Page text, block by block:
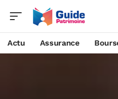
Actu Assurance